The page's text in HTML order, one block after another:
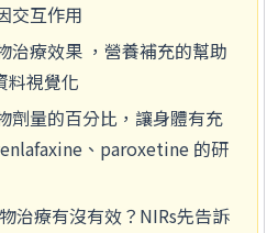
交互作用
治療效果 ，營養補充的幫助
料視覺化
劑量的百分比，讓身體有充
、paroxetine 的研
治療有沒有效？NIRs先告訴